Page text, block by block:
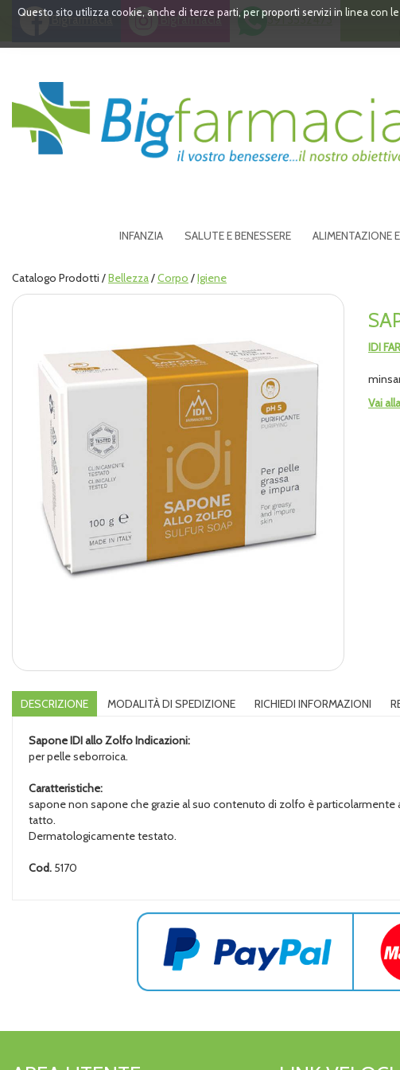
PassaQuesto sito utilizza cookie, anche di terze parti, per proporti servizi in linea con
Bigfarmacia Bigfarmacia 391 3532473
Bigfarmacia
INFANZIA SALUTE E BENESSERE ALIMENTAZIONE
Catalogo Prodotti /Bellezza/Corpo /Igiene
IDI
Vai
DESCRIZIONE MODALITÀ DI SPEDIZIONE RICHIEDI INFORMAZIONI
Sapone IDI allo ZolfoIndicazioni:
per pelle seborroica.
Caratteristiche:
sapone non sapone che grazie al suo contenuto di zolfo è particolarmente
tatto.
Dermatologicamente testato.
Cod. 5170